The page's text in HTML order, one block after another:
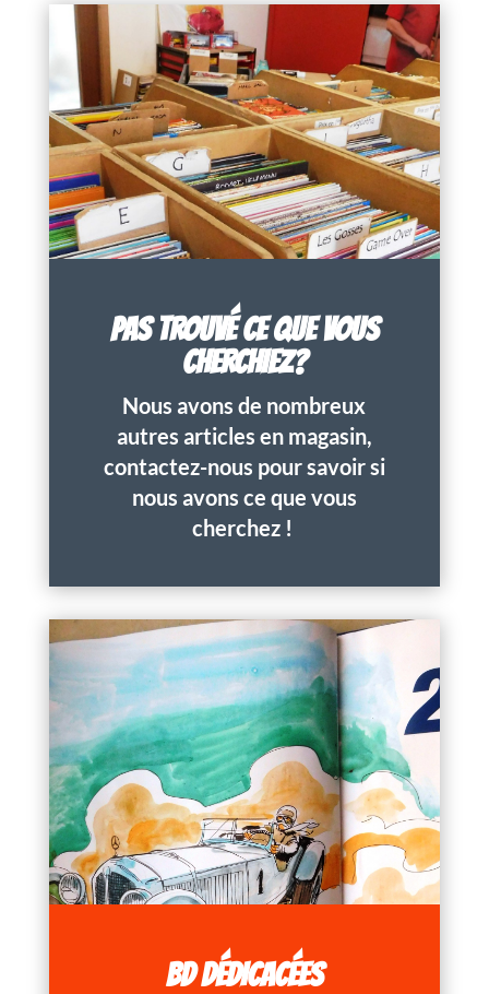
PAS TROUVÉ CE QUE VOUS
CHERCHIEZ?
Nous avons de nombreux
autres articles en magasin,
contactez-nous pour savoir si
nous avons ce que vous
cherchez !
BD DÉDICACÉES